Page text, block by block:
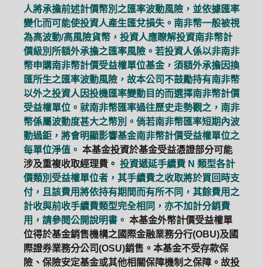
人將承擔前述計價幣別之匯率波動風險，並依據匯率
變化而可能使投資人產生匯兌損失。南非幣一般被視
為高波動/高風險貨幣，投資人應瞭解投資南非幣計
價級別所額外承擔之匯率風險。若投資人係以非南非
幣申購南非幣計價受益權單位基金，須額外承擔因換
匯所生之匯率波動風險，故本公司不鼓勵持有南非幣
以外之投資人因投機匯率變動目的而選擇南非幣計價
受益權單位。就南非幣匯率過往歷史走勢觀之，南非
幣係屬波動度甚大之幣別。倘若南非幣匯率短期內波
動過鉅，將會明顯影響基金南非幣計價受益權單位之
每單位淨值。 本基金投資於基金受益憑證部分可能
涉及重複收取經理費。 投資遞延手續費 N 類型各計
價類別受益權單位者，其手續費之收取將於買回時支
付，且該費用將依持有期間而有所不同，其餘費用之
計收與前收手續費類型完全相同，亦不加計分銷費
用，請參閱公開說明書。 本基金外幣計價受益權單
位得於基金銷售機構之國際金融業務分行(OBU)及國
際證券業務分公司(OSU)銷售。本基金不受存款保
險、保險安定基金或其他相關保障機制之保障。故投